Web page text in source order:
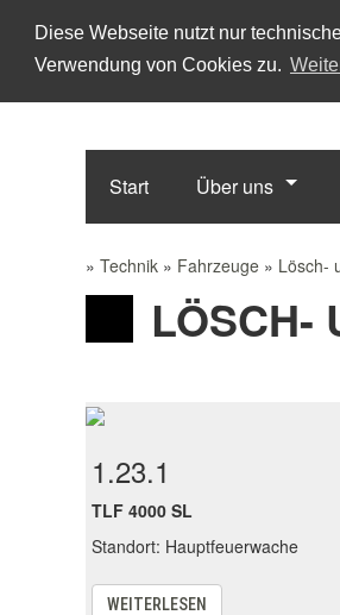
Diese Webseite nutzt nur
Verwendung von Cookies zu.
Start Über uns
» Technik » Fahrzeuge » Lösch-
LÖSCH-
1.23.1
TLF 4000 SL
Standort: Hauptfeuerwache
WEITERLESEN